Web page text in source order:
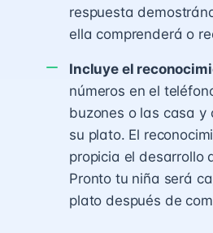
respuesta
ella comprenderá o
Incluye el
números en el
buzones o las casa y
su plato. El
propicia el desarrollo
Pronto tu niña será
plato después de